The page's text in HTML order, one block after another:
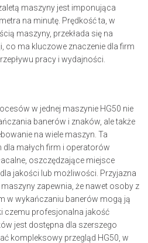
maszyny jest imponująca
na minutę. Prędkość ta, w
maszyny, przekłada się na
co ma kluczowe znaczenie dla firm
pracy i wydajności.
w jednej maszynie HG50 nie
banerów i znaków, ale także
na wiele maszyn. Ta
małych firm i operatorów
oszczędzające miejsce
jakości lub możliwości. Przyjazna
zapewnia, że nawet osoby z
w wykańczaniu banerów mogą ją
czemu profesjonalna jakość
jest dostępna dla szerszego
kompleksowy przegląd HG50, w